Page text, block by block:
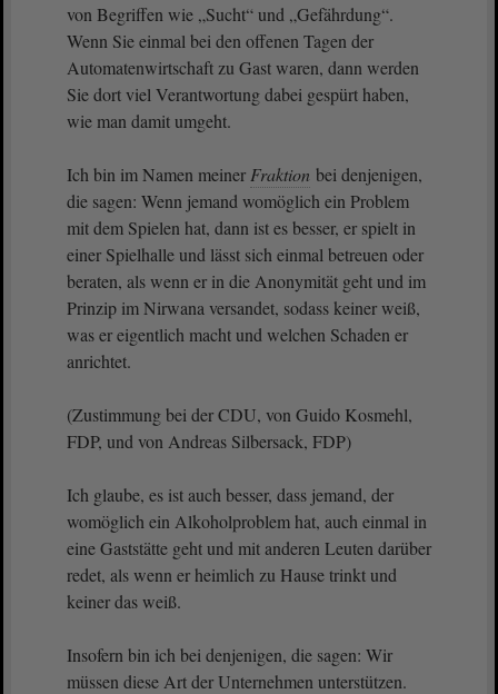
von Begriffen wie „Sucht“ und „Gefährdung“.
Wenn Sie einmal bei den offenen Tagen der
Automatenwirtschaft zu Gast waren, dann werden
Sie dort viel Verantwortung dabei gespürt haben,
wie man damit umgeht.
Ich bin im Namen meiner Fraktion bei denjenigen,
die sagen: Wenn jemand womöglich ein Problem
mit dem Spielen hat, dann ist es besser, er spielt in
einer Spielhalle und lässt sich einmal betreuen oder
beraten, als wenn er in die Anonymität geht und im
Prinzip im Nirwana versandet, sodass keiner weiß,
was er eigentlich macht und welchen Schaden er
anrichtet.
(Zustimmung bei der CDU, von Guido Kosmehl,
FDP, und von Andreas Silbersack, FDP)
Ich glaube, es ist auch besser, dass jemand, der
womöglich ein Alkoholproblem hat, auch einmal in
eine Gaststätte geht und mit anderen Leuten darüber
redet, als wenn er heimlich zu Hause trinkt und
keiner das weiß.
Insofern bin ich bei denjenigen, die sagen: Wir
müssen diese Art der Unternehmen unterstützen.